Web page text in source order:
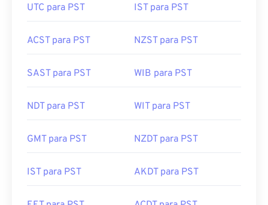
UTC para PST IST para PST
ACST para PST NZST para PST
SAST para PST WIB para PST
NDT para PST WIT para PST
GMT para PST NZDT para PST
IST para PST AKDT para PST